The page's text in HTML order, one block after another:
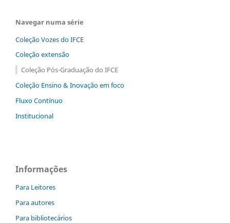
Navegar numa série
Coleção Vozes do IFCE
Coleção extensão
Coleção Pós-Graduação do IFCE
Coleção Ensino & Inovação em foco
Fluxo Contínuo
Institucional
Informações
Para Leitores
Para autores
Para bibliotecários